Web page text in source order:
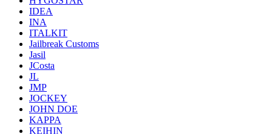
IDEA
INA
ITALKIT
Jailbreak Customs
Jasil
JCosta
JL
JMP
JOCKEY
JOHN DOE
KAPPA
KEIHIN